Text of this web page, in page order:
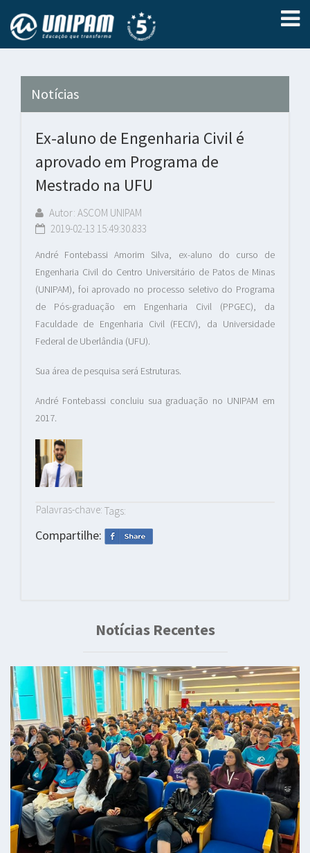
Notícias
Ex-aluno de Engenharia Civil é
aprovado em Programa de
Mestrado na UFU
Autor: ASCOM UNIPAM
2019-02-13 15:49:30.833
André Fontebassi Amorim Silva, ex-aluno do curso de
Engenharia Civil do Centro Universitário de Patos de Minas
(UNIPAM), foi aprovado no processo seletivo do Programa
de Pós-graduação em Engenharia Civil (PPGEC), da
Faculdade de Engenharia Civil (FECIV), da Universidade
Federal de Uberlândia (UFU).
Sua área de pesquisa será Estruturas.
André Fontebassi concluiu sua graduação no UNIPAM em
2017.
Palavras-chave: Tags:
Compartilhe:
Notícias Recentes